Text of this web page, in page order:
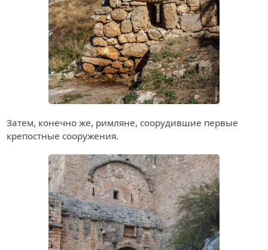
Затем, конечно же, римляне, соорудившие первые
крепостные сооружения.